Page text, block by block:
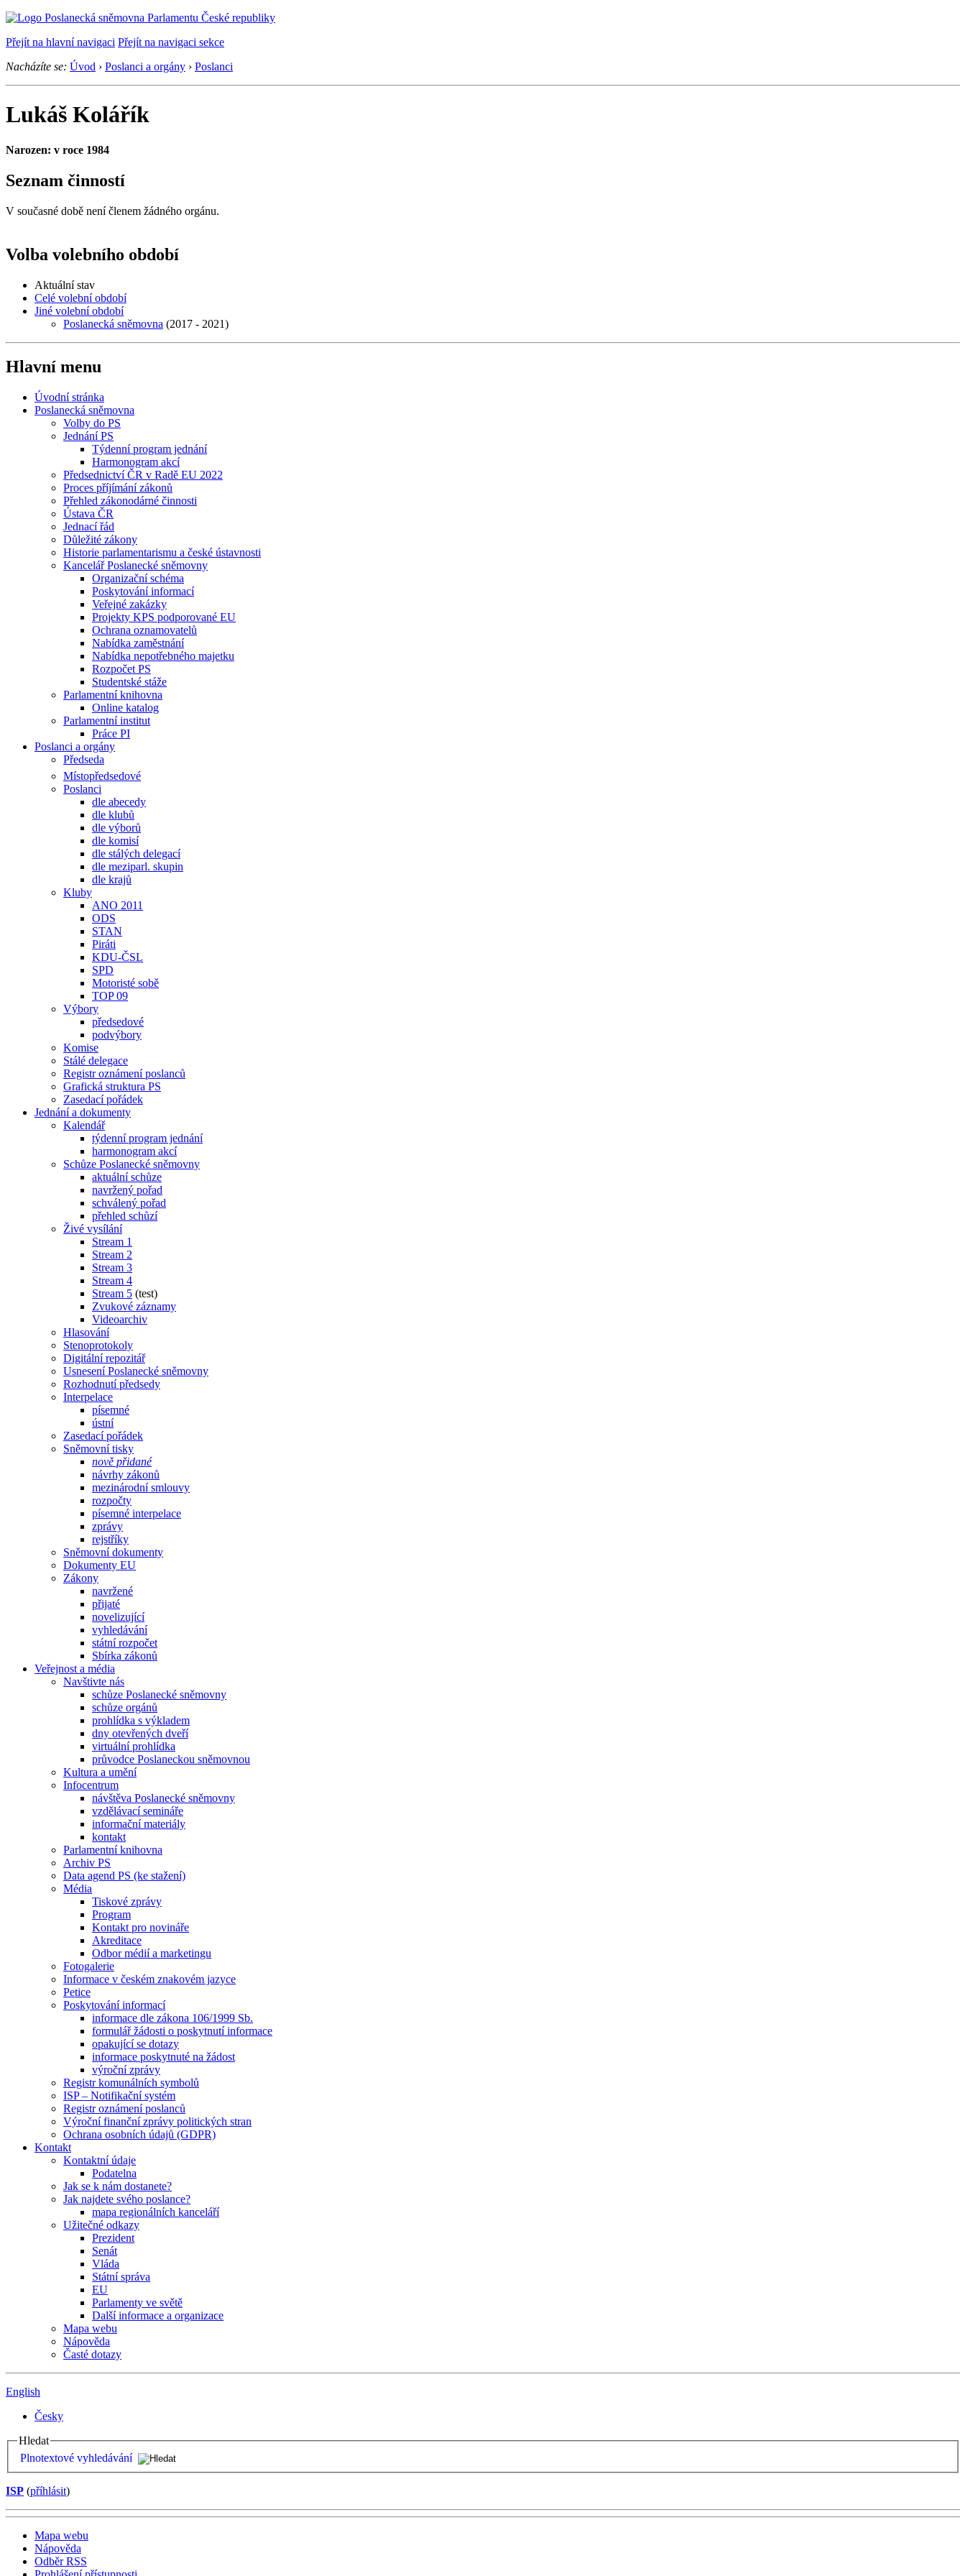
Přejít na hlavní navigaci Přejít na navigaci sekce
Nacházíte se: Úvod › Poslanci a orgány › Poslanci
Lukáš Kolářík
Narozen: v roce 1984
Seznam činností
V současné době není členem žádného orgánu.
Volba volebního období
Aktuální stav
Celé volební období
Jiné volební období
Poslanecká sněmovna (2017 - 2021)
Hlavní menu
Úvodní stránka
Poslanecká sněmovna
Volby do PS
Jednání PS
Týdenní program jednání
Harmonogram akcí
Předsednictví ČR v Radě EU 2022
Proces příjímání zákonů
Přehled zákonodárné činnosti
Ústava ČR
Jednací řád
Důležité zákony
Historie parlamentarismu a české ústavnosti
Kancelář Poslanecké sněmovny
Organizační schéma
Poskytování informací
Veřejné zakázky
Projekty KPS podporované EU
Ochrana oznamovatelů
Nabídka zaměstnání
Nabídka nepotřebného majetku
Rozpočet PS
Studentské stáže
Parlamentní knihovna
Online katalog
Parlamentní institut
Práce PI
Poslanci a orgány
Předseda
Místopředsedové
Poslanci
dle abecedy
dle klubů
dle výborů
dle komisí
dle stálých delegací
dle meziparl. skupin
dle krajů
Kluby
ANO 2011
ODS
STAN
Piráti
KDU-ČSL
SPD
Motoristé sobě
TOP 09
Výbory
předsedové
podvýbory
Komise
Stálé delegace
Registr oznámení poslanců
Grafická struktura PS
Zasedací pořádek
Jednání a dokumenty
Kalendář
týdenní program jednání
harmonogram akcí
Schůze Poslanecké sněmovny
aktuální schůze
navržený pořad
schválený pořad
přehled schůzí
Živé vysílání
Stream 1
Stream 2
Stream 3
Stream 4
Stream 5 (test)
Zvukové záznamy
Videoarchiv
Hlasování
Stenoprotokoly
Digitální repozitář
Usnesení Poslanecké sněmovny
Rozhodnutí předsedy
Interpelace
písemné
ústní
Zasedací pořádek
Sněmovní tisky
nově přidané
návrhy zákonů
mezinárodní smlouvy
rozpočty
písemné interpelace
zprávy
rejstříky
Sněmovní dokumenty
Dokumenty EU
Zákony
navržené
přijaté
novelizující
vyhledávání
státní rozpočet
Sbírka zákonů
Veřejnost a média
Navštivte nás
schůze Poslanecké sněmovny
schůze orgánů
prohlídka s výkladem
dny otevřených dveří
virtuální prohlídka
průvodce Poslaneckou sněmovnou
Kultura a umění
Infocentrum
návštěva Poslanecké sněmovny
vzdělávací semináře
informační materiály
kontakt
Parlamentní knihovna
Archiv PS
Data agend PS (ke stažení)
Média
Tiskové zprávy
Program
Kontakt pro novináře
Akreditace
Odbor médií a marketingu
Fotogalerie
Informace v českém znakovém jazyce
Petice
Poskytování informací
informace dle zákona 106/1999 Sb.
formulář žádosti o poskytnutí informace
opakující se dotazy
informace poskytnuté na žádost
výroční zprávy
Registr komunálních symbolů
ISP – Notifikační systém
Registr oznámení poslanců
Výroční finanční zprávy politických stran
Ochrana osobních údajů (GDPR)
Kontakt
Kontaktní údaje
Podatelna
Jak se k nám dostanete?
Jak najdete svého poslance?
mapa regionálních kanceláří
Užitečné odkazy
Prezident
Senát
Vláda
Státní správa
EU
Parlamenty ve světě
Další informace a organizace
Mapa webu
Nápověda
Časté dotazy
English
Česky
Hledat
Plnotextové vyhledávání
ISP (příhlásit)
Mapa webu
Nápověda
Odběr RSS